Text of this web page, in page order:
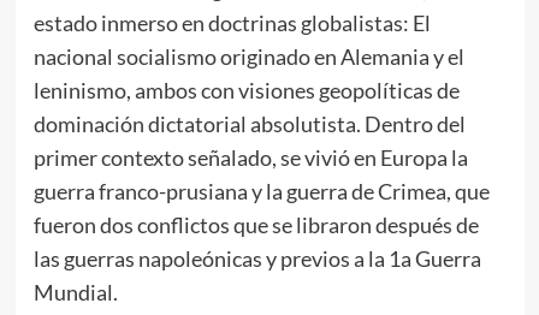
estado inmerso en doctrinas globalistas: El
nacional socialismo originado en Alemania y el
leninismo, ambos con visiones geopolíticas de
dominación dictatorial absolutista. Dentro del
primer contexto señalado, se vivió en Europa la
guerra franco-prusiana y la guerra de Crimea, que
fueron dos conflictos que se libraron después de
las guerras napoleónicas y previos a la 1a Guerra
Mundial.